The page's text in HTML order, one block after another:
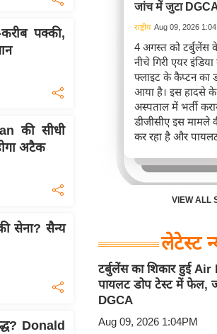
पक्की,
की सीधी
अटैक
सेना? सैन्य
Donald
जांच में जुटा
राष्ट्रीय Aug 09, 2026
4 अगस्त को टर्बुलेंस
नीचे गिरी एयर
फ्लाइट के कैप्टन का
आया है। इस हादसे के
अस्पताल में भर्ती
डीजीसीए इस मामले
कर रहा है और
VIEW ALL
लेटेस्ट
टर्बुलेंस का शिकार हुई
पायलट डोप टेस्ट में फेल,
DGCA
Aug 09, 2026 1:04PM